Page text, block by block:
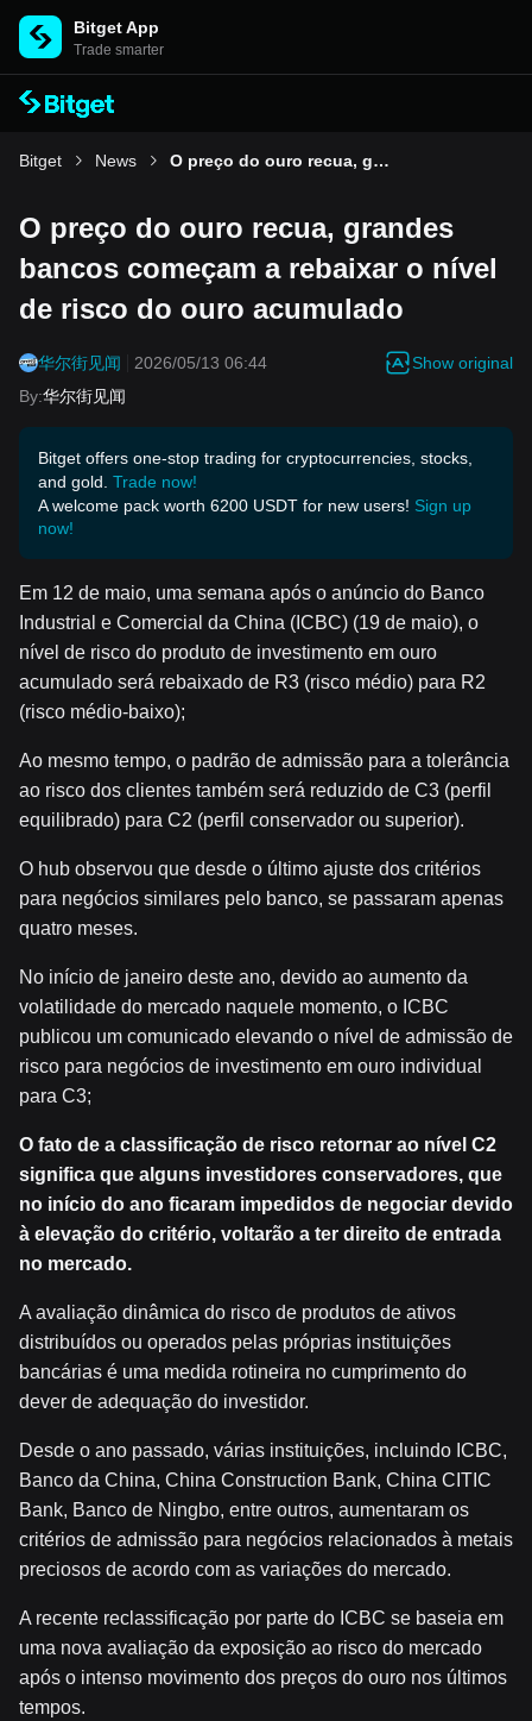
Bitget App
Trade smarter
Bitget News O preço do ouro recua, grandes bancos começam a rebaixar o nível de risco do ouro acumulado
O preço do ouro recua, grandes
bancos começam a rebaixar o nível
de risco do ouro acumulado
华尔街见闻 2026/05/13 06:44
Show original
By:华尔街见闻
Bitget offers one-stop trading for cryptocurrencies, stocks,
and gold. Trade now!
A welcome pack worth 6200 USDT for new users! Sign up
now!
Em 12 de maio, uma semana após o anúncio do Banco
Industrial e Comercial da China (ICBC) (19 de maio), o
nível de risco do produto de investimento em ouro
acumulado será rebaixado de R3 (risco médio) para R2
(risco médio-baixo);
Ao mesmo tempo, o padrão de admissão para a tolerância
ao risco dos clientes também será reduzido de C3 (perfil
equilibrado) para C2 (perfil conservador ou superior).
O hub observou que desde o último ajuste dos critérios
para negócios similares pelo banco, se passaram apenas
quatro meses.
No início de janeiro deste ano, devido ao aumento da
volatilidade do mercado naquele momento, o ICBC
publicou um comunicado elevando o nível de admissão de
risco para negócios de investimento em ouro individual
para C3;
O fato de a classificação de risco retornar ao nível C2
significa que alguns investidores conservadores, que
no início do ano ficaram impedidos de negociar devido
à elevação do critério, voltarão a ter direito de entrada
no mercado.
A avaliação dinâmica do risco de produtos de ativos
distribuídos ou operados pelas próprias instituições
bancárias é uma medida rotineira no cumprimento do
dever de adequação do investidor.
Desde o ano passado, várias instituições, incluindo ICBC,
Banco da China, China Construction Bank, China CITIC
Bank, Banco de Ningbo, entre outros, aumentaram os
critérios de admissão para negócios relacionados à metais
preciosos de acordo com as variações do mercado.
A recente reclassificação por parte do ICBC se baseia em
uma nova avaliação da exposição ao risco do mercado
após o intenso movimento dos preços do ouro nos últimos
tempos.